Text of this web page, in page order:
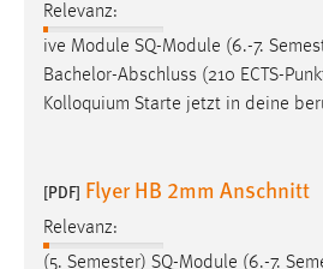
Relevanz:
ive Module SQ-Module (6.-7.
Bachelor-Abschluss (210 ECTS-
Kolloquium Starte jetzt in deine
[PDF] Flyer HB 2mm Anschnitt
Relevanz:
(5. Semester) SQ-Module (6.-7.